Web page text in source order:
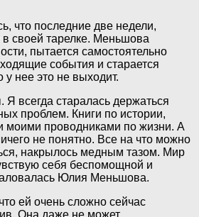
что последние две недели,
в своей тарелке. Меньшова
пытается самостоятельно
события и старается
у нее это не выходит.
всегда старалась держаться
проблем. Книги по истории,
моими проводниками по жизни. А
не понятно. Все на что можно
накрылось медным тазом. Мир
себя беспомощной и
Юлия Меньшова.
ей очень сложно сейчас